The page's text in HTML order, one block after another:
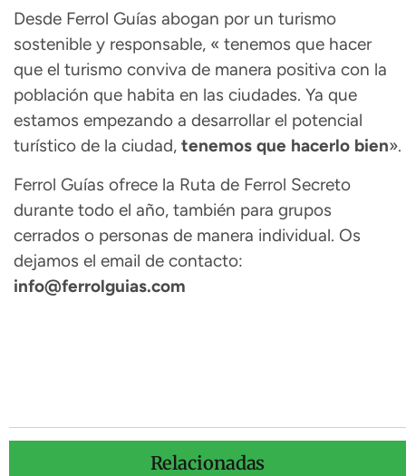
Desde Ferrol Guías abogan por un turismo
sostenible y responsable, « tenemos que hacer
que el turismo conviva de manera positiva con la
población que habita en las ciudades. Ya que
estamos empezando a desarrollar el potencial
turístico de la ciudad, tenemos que hacerlo bien».
Ferrol Guías ofrece la Ruta de Ferrol Secreto
durante todo el año, también para grupos
cerrados o personas de manera individual. Os
dejamos el email de contacto:
info@ferrolguias.com
Relacionadas